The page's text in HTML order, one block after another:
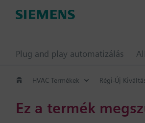
Plug and play automatizálás
HVAC Termékek Régi-Új
Ez a termék